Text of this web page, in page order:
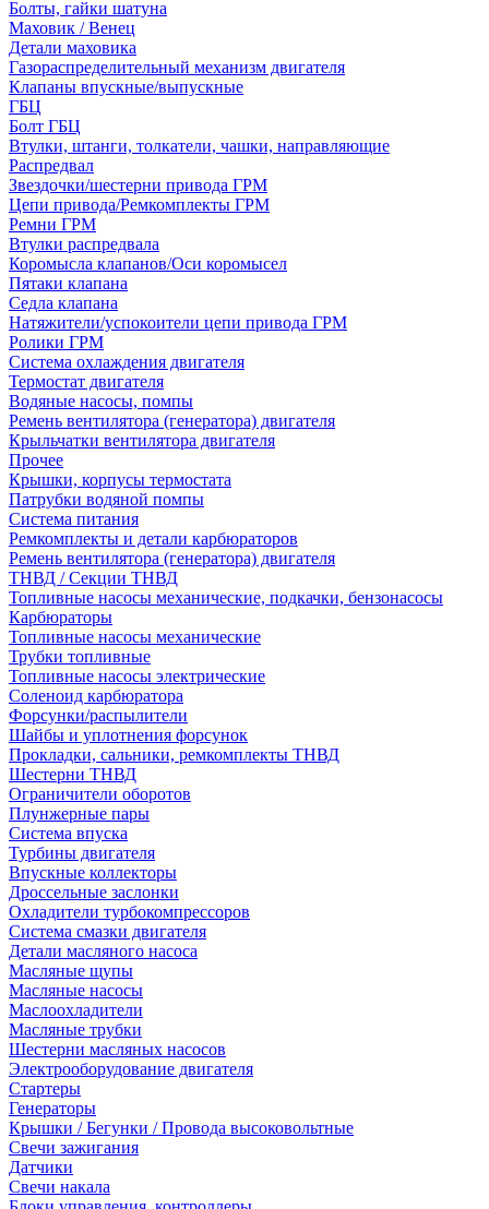
Болты, гайки шатуна
Маховик / Венец
Детали маховика
Газораспределительный механизм двигателя
Клапаны впускные/выпускные
ГБЦ
Болт ГБЦ
Втулки, штанги, толкатели, чашки, направляющие
Распредвал
Звездочки/шестерни привода ГРМ
Цепи привода/Ремкомплекты ГРМ
Ремни ГРМ
Втулки распредвала
Коромысла клапанов/Оси коромысел
Пятаки клапана
Седла клапана
Натяжители/успокоители цепи привода ГРМ
Ролики ГРМ
Система охлаждения двигателя
Термостат двигателя
Водяные насосы, помпы
Ремень вентилятора (генератора) двигателя
Крыльчатки вентилятора двигателя
Прочее
Крышки, корпусы термостата
Патрубки водяной помпы
Система питания
Ремкомплекты и детали карбюраторов
Ремень вентилятора (генератора) двигателя
ТНВД / Секции ТНВД
Топливные насосы механические, подкачки, бензонасосы
Карбюраторы
Топливные насосы механические
Трубки топливные
Топливные насосы электрические
Соленоид карбюратора
Форсунки/распылители
Шайбы и уплотнения форсунок
Прокладки, сальники, ремкомплекты ТНВД
Шестерни ТНВД
Ограничители оборотов
Плунжерные пары
Система впуска
Турбины двигателя
Впускные коллекторы
Дроссельные заслонки
Охладители турбокомпрессоров
Система смазки двигателя
Детали масляного насоса
Масляные щупы
Масляные насосы
Маслоохладители
Масляные трубки
Шестерни масляных насосов
Электрооборудование двигателя
Стартеры
Генераторы
Крышки / Бегунки / Провода высоковольтные
Свечи зажигания
Датчики
Свечи накала